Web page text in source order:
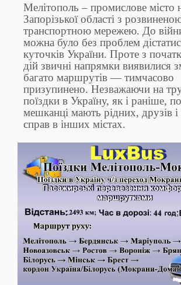
Мелітополь – промислове місто
Запорізької області з
транспортною мережею. До
можна було без проблем
куточків України. Проте з
дій звичні напрямки виявилися
багато маршрутів — тимчасово
призупинено. Незважаючи на
поїздки в Україну, як і раніше,
мешканці мають рідних, друзів
справ в інших містах.